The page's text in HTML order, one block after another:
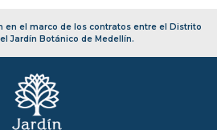
en el marco de los contratos entre el Distrito
Jardín Botánico de Medellín.